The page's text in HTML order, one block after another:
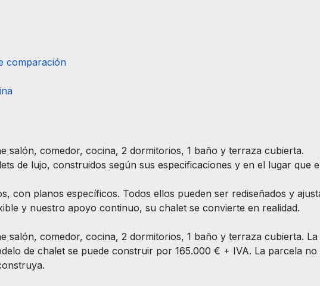
comparación
salón, comedor, cocina, 2 dormitorios, 1 baño y terraza cubierta.
de lujo, construidos según sus especificaciones y en el lugar que
con planos específicos. Todos ellos pueden ser rediseñados y
y nuestro apoyo continuo, su chalet se convierte en realidad.
salón, comedor, cocina, 2 dormitorios, 1 baño y terraza cubierta.
de chalet se puede construir por 165.000 € + IVA. La parcela